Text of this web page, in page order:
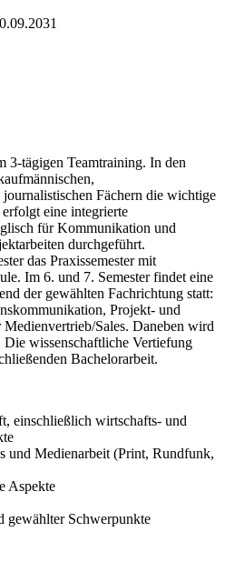
3-tägigen Teamtraining. In den
Fächern die wichtige
eine integrierte
für Kommunikation und
durchgeführt.
das Praxissemester mit
Im 6. und 7. Semester findet eine
der gewählten Fachrichtung statt:
Projekt- und
Sales. Daneben wird
wissenschaftliche Vertiefung
Bachelorarbeit.
einschließlich wirtschafts- und
und Medienarbeit (Print, Rundfunk,
Aspekte
gewählter Schwerpunkte